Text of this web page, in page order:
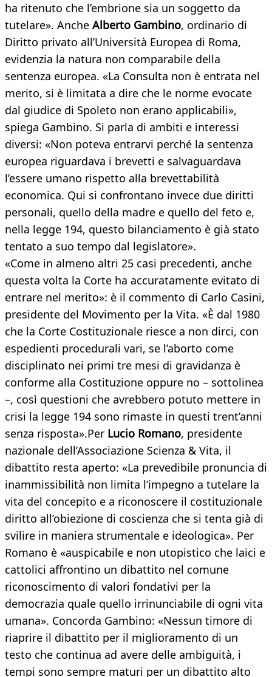
ha ritenuto che l’embrione sia un soggetto da
tutelare». Anche Alberto Gambino, ordinario di
Diritto privato all’Università Europea di Roma,
evidenzia la natura non comparabile della
sentenza europea. «La Consulta non è entrata nel
merito, si è limitata a dire che le norme evocate
dal giudice di Spoleto non erano applicabili»,
spiega Gambino. Si parla di ambiti e interessi
diversi: «Non poteva entrarvi perché la sentenza
europea riguardava i brevetti e salvaguardava
l’essere umano rispetto alla brevettabilità
economica. Qui si confrontano invece due diritti
personali, quello della madre e quello del feto e,
nella legge 194, questo bilanciamento è già stato
tentato a suo tempo dal legislatore».
«Come in almeno altri 25 casi precedenti, anche
questa volta la Corte ha accuratamente evitato di
entrare nel merito»: è il commento di Carlo Casini,
presidente del Movimento per la Vita. «È dal 1980
che la Corte Costituzionale riesce a non dirci, con
espedienti procedurali vari, se l’aborto come
disciplinato nei primi tre mesi di gravidanza è
conforme alla Costituzione oppure no – sottolinea
–, così questioni che avrebbero potuto mettere in
crisi la legge 194 sono rimaste in questi trent’anni
senza risposta».Per Lucio Romano, presidente
nazionale dell’Associazione Scienza & Vita, il
dibattito resta aperto: «La prevedibile pronuncia di
inammissibilità non limita l’impegno a tutelare la
vita del concepito e a riconoscere il costituzionale
diritto all’obiezione di coscienza che si tenta già di
svilire in maniera strumentale e ideologica». Per
Romano è «auspicabile e non utopistico che laici e
cattolici affrontino un dibattito nel comune
riconoscimento di valori fondativi per la
democrazia quale quello irrinunciabile di ogni vita
umana». Concorda Gambino: «Nessun timore di
riaprire il dibattito per il miglioramento di un
testo che continua ad avere delle ambiguità, i
tempi sono sempre maturi per un dibattito alto